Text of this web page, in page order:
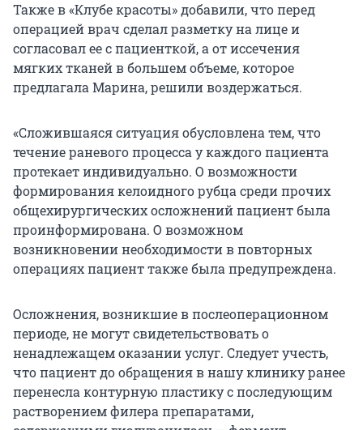
Также в «Клубе красоты» добавили, что перед
операцией врач сделал разметку на лице и
согласовал ее с пациенткой, а от иссечения
мягких тканей в большем объеме, которое
предлагала Марина, решили воздержаться.
«Сложившаяся ситуация обусловлена тем, что
течение раневого процесса у каждого пациента
протекает индивидуально. О возможности
формирования келоидного рубца среди прочих
общехирургических осложнений пациент была
проинформирована. О возможном
возникновении необходимости в повторных
операциях пациент также была предупреждена.
Осложнения, возникшие в послеоперационном
периоде, не могут свидетельствовать о
ненадлежащем оказании услуг. Следует учесть,
что пациент до обращения в нашу клинику ранее
перенесла контурную пластику с последующим
растворением филера препаратами,